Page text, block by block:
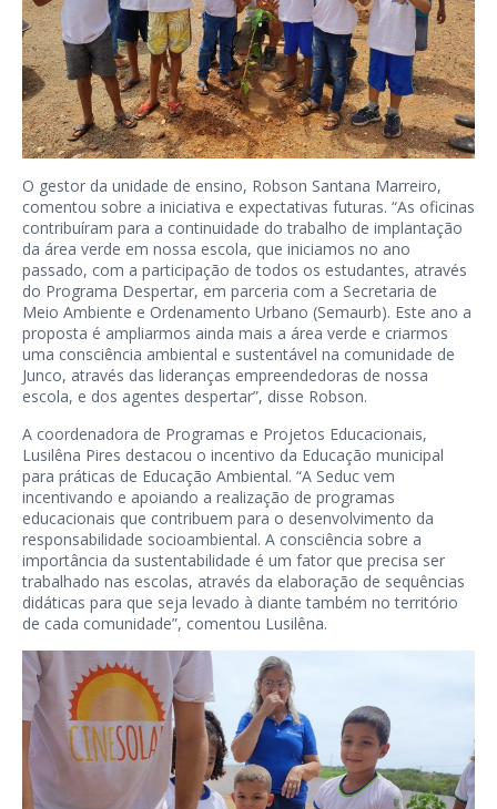
O gestor da unidade de ensino, Robson Santana Marreiro,
comentou sobre a iniciativa e expectativas futuras. “As oficinas
contribuíram para a continuidade do trabalho de implantação
da área verde em nossa escola, que iniciamos no ano
passado, com a participação de todos os estudantes, através
do Programa Despertar, em parceria com a Secretaria de
Meio Ambiente e Ordenamento Urbano (Semaurb). Este ano a
proposta é ampliarmos ainda mais a área verde e criarmos
uma consciência ambiental e sustentável na comunidade de
Junco, através das lideranças empreendedoras de nossa
escola, e dos agentes despertar”, disse Robson.
A coordenadora de Programas e Projetos Educacionais,
Lusilêna Pires destacou o incentivo da Educação municipal
para práticas de Educação Ambiental. “A Seduc vem
incentivando e apoiando a realização de programas
educacionais que contribuem para o desenvolvimento da
responsabilidade socioambiental. A consciência sobre a
importância da sustentabilidade é um fator que precisa ser
trabalhado nas escolas, através da elaboração de sequências
didáticas para que seja levado à diante também no território
de cada comunidade”, comentou Lusilêna.